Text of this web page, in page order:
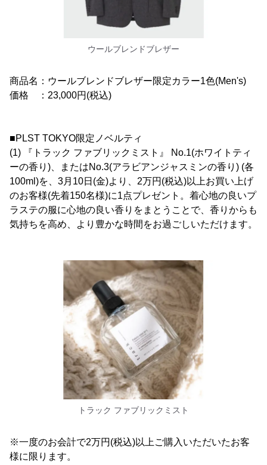
ウールブレンドブレザー
商品名：ウールブレンドブレザー限定カラー1色(Men's)
価格 ：23,000円(税込)
■PLST TOKYO限定ノベルティ
(1) 『トラック ファブリックミスト』 No.1(ホワイトティ
ーの香り)、またはNo.3(アラビアンジャスミンの香り) (各
100ml)を、3月10日(金)より、2万円(税込)以上お買い上げ
のお客様(先着150名様)に1点プレゼント。着心地の良いプ
ラステの服に心地の良い香りをまとうことで、香りからも
気持ちを高め、より豊かな時間をお過ごしいただけます。
トラック ファブリックミスト
※一度のお会計で2万円(税込)以上ご購入いただいたお客
様に限ります。